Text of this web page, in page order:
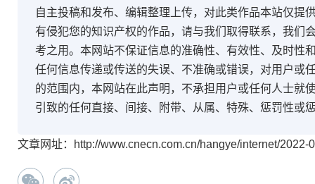
自主投稿和发布、编辑整理上传，对此类作品本站仅提
有侵犯您的知识产权的作品，请与我们取得联系，我们
考之用。本网站不保证信息的准确性、有效性、及时性
任何信息传递或传送的失误、不准确或错误，对用户或
的范围内，本网站在此声明，不承担用户或任何人士就
引致的任何直接、间接、附带、从属、特殊、惩罚性或
文章网址：http://www.cnecn.com.cn/hangye/internet/2022-